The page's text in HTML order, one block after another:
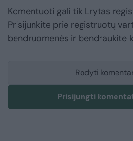
Komentuoti gali tik Lrytas
Prisijunkite prie registruotų
bendruomenės ir bendraukite
Rodyti
Prisijungti